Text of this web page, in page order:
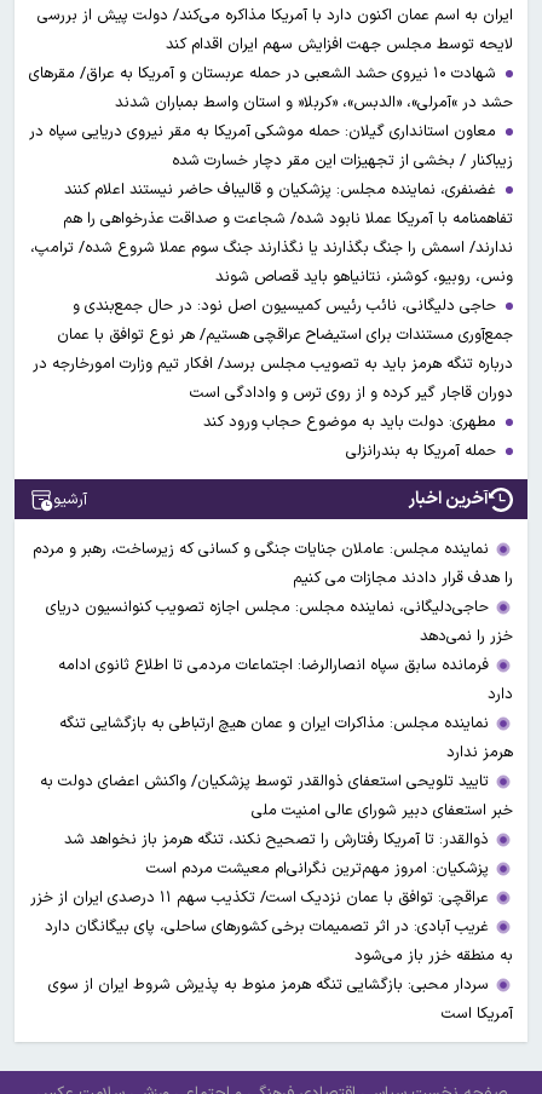
ایران به اسم عمان اکنون دارد با آمریکا مذاکره می‌کند/ دولت پیش از بررسی
لایحه توسط مجلس جهت افزایش سهم ایران اقدام کند
شهادت ۱۰ نیروی حشد الشعبی در حمله عربستان و آمریکا به عراق/ مقرهای
حشد در »آمرلی»، «الدبس»، «کربلا« و استان واسط بمباران شدند
معاون استانداری گیلان: حمله موشکی آمریکا به مقر نیروی دریایی سپاه در
زیباکنار / بخشی از تجهیزات این مقر دچار خسارت شده
غضنفری، نماینده مجلس: پزشکیان و قالیباف حاضر نیستند اعلام کنند
تفاهمنامه با آمریکا عملا نابود شده/ شجاعت و صداقت عذرخواهی را هم
ندارند/ اسمش را جنگ بگذارند یا نگذارند جنگ سوم عملا شروع شده/ ترامپ،
ونس، روبیو، کوشنر، نتانیاهو باید قصاص شوند
حاجی دلیگانی، نائب رئیس کمیسیون اصل نود: در حال جمع‌بندی و
جمع‌آوری مستندات برای استیضاح عراقچی هستیم/ هر نوع توافق با عمان
درباره تنگه هرمز باید به تصویب مجلس برسد/ افکار تیم وزارت امورخارجه در
دوران قاجار گیر کرده و از روی ترس و وادادگی است
مطهری: دولت باید به موضوع حجاب ورود کند
حمله آمریکا به بندرانزلی
آخرین اخبار آرشیو
نماینده مجلس: عاملان جنایات جنگی و کسانی که زیرساخت‌، رهبر و مردم
را هدف قرار دادند مجازات می کنیم
حاجی‌دلیگانی، نماینده مجلس: مجلس اجازه تصویب کنوانسیون دریای
خزر را نمی‌دهد
فرمانده سابق سپاه انصارالرضا: اجتماعات مردمی تا اطلاع ثانوی ادامه
دارد
نماینده مجلس: مذاکرات ایران و عمان هیچ ارتباطی به بازگشایی تنگه
هرمز ندارد
تایید تلویحی استعفای ذوالقدر توسط پزشکیان/ واکنش اعضای دولت به
خبر استعفای دبیر شورای عالی امنیت ملی
ذوالقدر: تا آمریکا رفتارش را تصحیح نکند، تنگه هرمز باز نخواهد شد
پزشکیان: امروز مهم‌ترین نگرانی‌ام معیشت مردم است
عراقچی: توافق با عمان نزدیک است/ تکذیب سهم ۱۱ درصدی ایران از خزر
غریب آبادی: در اثر تصمیمات برخی کشورهای ساحلی، پای بیگانگان دارد
به منطقه خزر باز می‌شود
سردار محبی: بازگشایی تنگه هرمز منوط به پذیرش شروط ایران از سوی
آمریکا است